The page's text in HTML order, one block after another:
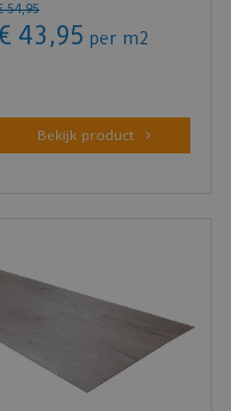
54,95
43 ,95 per m2
Bekijk product